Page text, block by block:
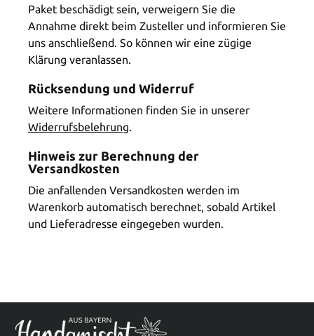
Paket beschädigt sein, verweigern Sie die
Annahme direkt beim Zusteller und informieren Sie
uns anschließend. So können wir eine zügige
Klärung veranlassen.
Rücksendung und Widerruf
Weitere Informationen finden Sie in unserer
Widerrufsbelehrung.
Hinweis zur Berechnung der
Versandkosten
Die anfallenden Versandkosten werden im
Warenkorb automatisch berechnet, sobald Artikel
und Lieferadresse eingegeben wurden.